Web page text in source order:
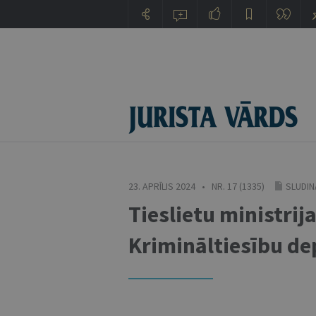
23. APRĪLIS 2024 • NR. 17 (1335)
Tieslietu
Krimināltiesību